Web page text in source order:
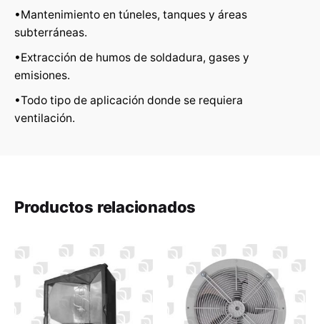
•Mantenimiento en túneles, tanques y áreas
subterráneas.
•Extracción de humos de soldadura, gases y
emisiones.
•Todo tipo de aplicación donde se requiera
ventilación.
Se el primero en comentar
You must belogged in to post a review.
Productos relacionados